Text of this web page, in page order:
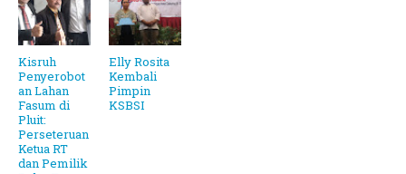
Kisruh
Penyerobot
an Lahan
Fasum di
Pluit:
Perseteruan
Ketua RT
dan Pemilik
Elly Rosita
Kembali
Pimpin
KSBSI